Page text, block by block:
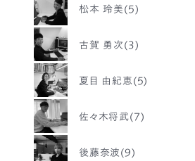
松本 玲美(5)
古賀 勇次(3)
夏目 由紀恵(5)
佐々木将武(7)
後藤奈波(9)